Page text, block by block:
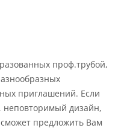
проф.трубой,
приглашений. Если
дизайн,
предложить Вам